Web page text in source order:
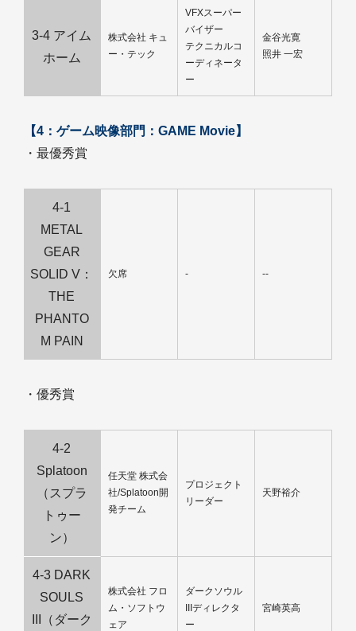
3-4 アイム
ホーム
株式会社 キュ
ー・テック
VFXスーパー
バイザー
テクニカルコ
ーディネータ
ー
金谷光寛
照井 一宏
【4：ゲーム映像部門：GAME Movie】
・最優秀賞
4-1
METAL
GEAR
SOLID V：
THE
PHANTO
M PAIN
欠席 - --
・優秀賞
4-2
Splatoon
（スプラ
トゥー
ン）
任天堂 株式会
社/Splatoon開
発チーム
プロジェクト
リーダー
天野裕介
4-3 DARK
SOULS
III（ダーク
株式会社 フロ
ム・ソフトウ
ェア
ダークソウル
IIIディレクタ
ー
宮崎英高